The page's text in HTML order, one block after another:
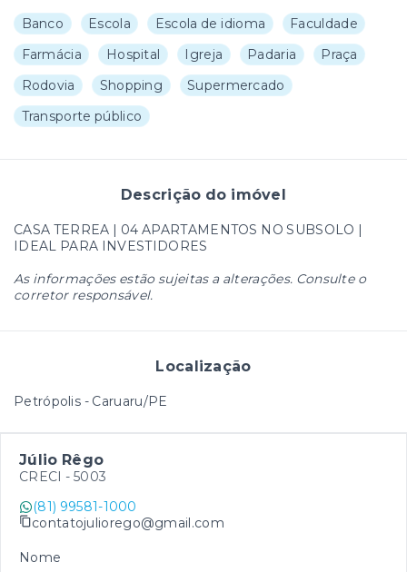
Banco Escola Escola de idioma
Faculdade
Farmácia
Hospital Igreja Padaria
Praça
Rodovia
Shopping
Supermercado
Transporte público
Descrição do imóvel
CASA TERREA | 04 APARTAMENTOS NO SUBSOLO |
IDEAL PARA INVESTIDORES
As informações estão sujeitas a alterações. Consulte o
corretor responsável.
Localização
Petrópolis - Caruaru/PE
Júlio Rêgo
CRECI - 5003
(81) 99581-1000
contatojuliorego@gmail.com
Nome